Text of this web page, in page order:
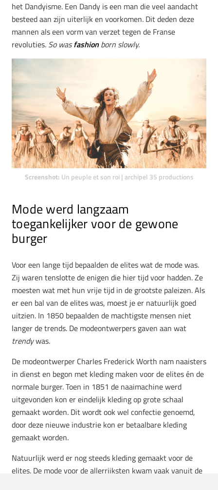
het Dandyisme. Een Dandy is een man die veel aandacht
besteed aan zijn uiterlijk en voorkomen. Dit deden deze
mannen als een vorm van verzet tegen de Franse
revoluties. So wasfashionborn slowly.
Screenshot: Un peuple et son roi | archipel 35 productions
Mode werd langzaam
toegankelijker voor de gewone
burger
Voor een lange tijd bepaalden de elites wat de mode was.
Zij waren tenslotte de enigen die hier tijd voor hadden. Ze
moesten wat met hun vrije tijd in de grootste paleizen. Als
er een bal van de elites was, moest je er natuurlijk goed
uitzien. In 1850 bepaalden de machtigste mensen niet
langer de trends. De modeontwerpers gaven aan wat
trendywas.
De modeontwerper Charles Frederick Worth nam naaisters
in dienst en begon met kleding maken voor de elites én de
normale burger. Toen in 1851 de naaimachine werd
uitgevonden kon er eindelijk kleding op grote schaal
gemaakt worden. Dit wordt ook wel confectie genoemd,
door deze nieuwe industrie kon er betaalbare kleding
gemaakt worden.
Natuurlijk werd er nog steeds kleding gemaakt voor de
elites. De mode voor de allerrijksten kwam vaak vanuit de